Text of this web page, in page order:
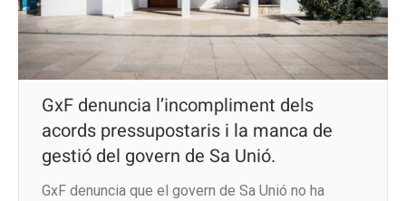
GxF denuncia l’incompliment dels
acords pressupostaris i la manca de
gestió del govern de Sa Unió.
GxF denuncia que el govern de Sa Unió no ha